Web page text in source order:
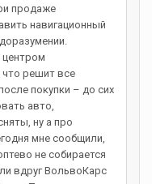
продаже
навигационный
что решит все
покупки – до сих
авто,
ну а про
мне сообщили,
не собирается
вдруг ВольвоКарс